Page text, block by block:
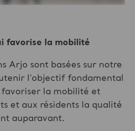
favorise la mobilité
Arjo sont basées sur notre
l’objectif fondamental
favoriser la mobilité et
et aux résidents la qualité
auparavant.